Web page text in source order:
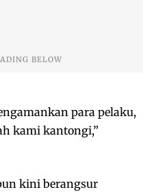
para pelaku,
kami kantongi,”
kini berangsur